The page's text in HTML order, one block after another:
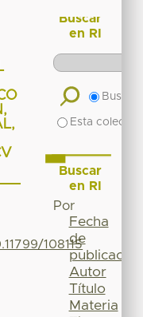
108115
Buscar
en RI
Buscar
Esta
Buscar
en RI
Por
Fecha
de
publicación
Autor
Título
Materia